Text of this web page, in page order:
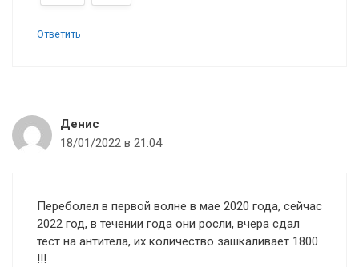
Ответить
Денис
18/01/2022 в 21:04
Переболел в первой волне в мае 2020 года, сейчас
2022 год, в течении года они росли, вчера сдал
тест на антитела, их количество зашкаливает 1800
!!!